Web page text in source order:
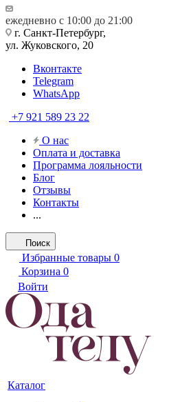
ежедневно с 10:00 до 21:00
г. Санкт-Петербург,
ул. Жуковского, 20
Вконтакте
Telegram
WhatsApp
+7 921 589 23 22
О нас
Оплата и доставка
Программа лояльности
Блог
Отзывы
Контакты
...
Поиск
Избранные товары 0
Корзина 0
Войти
Каталог